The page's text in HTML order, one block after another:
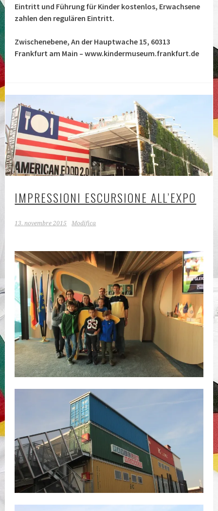
Eintritt und Führung für Kinder kostenlos, Erwachsene
zahlen den regulären Eintritt.
Zwischenebene, An der Hauptwache 15, 60313
Frankfurt am Main – www.kindermuseum.frankfurt.de
IMPRESSIONI ESCURSIONE ALL’EXPO
13. novembre 2015 Modifica